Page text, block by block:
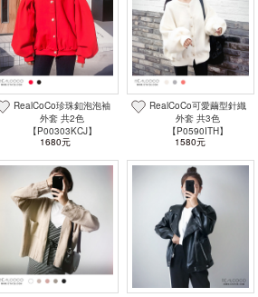
RealCoCo珍珠釦泡泡袖
外套 共2色
【P00303KCJ】
1680元
RealCoCo可愛繭型針織
外套 共3色
【P0590ITH】
1580元